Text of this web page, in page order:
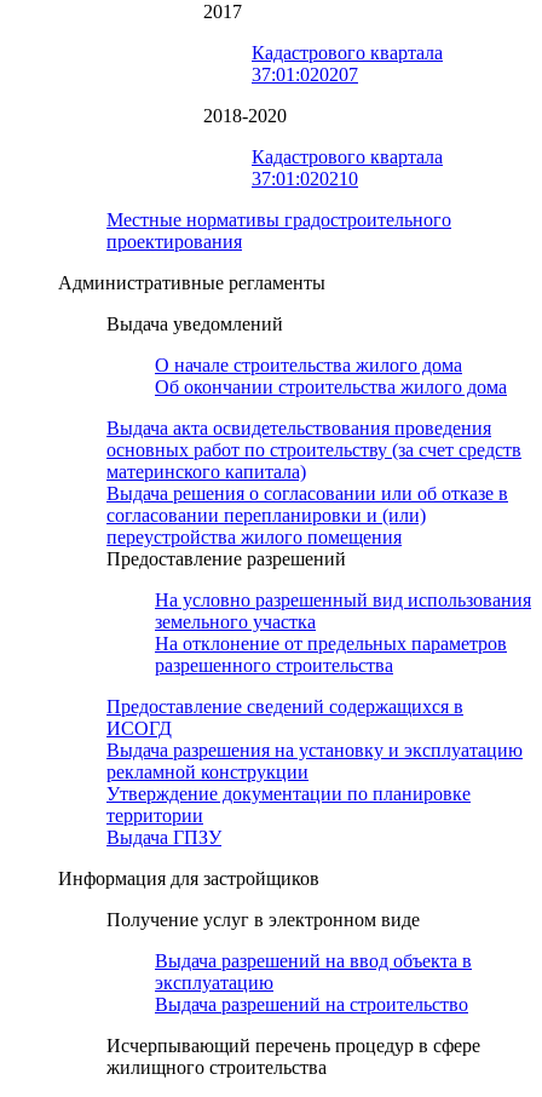
2017
Кадастрового квартала
37:01:020207
2018-2020
Кадастрового квартала
37:01:020210
Местные нормативы градостроительного
проектирования
Административные регламенты
Выдача уведомлений
О начале строительства жилого дома
Об окончании строительства жилого дома
Выдача акта освидетельствования проведения
основных работ по строительству (за счет средств
материнского капитала)
Выдача решения о согласовании или об отказе в
согласовании перепланировки и (или)
переустройства жилого помещения
Предоставление разрешений
На условно разрешенный вид использования
земельного участка
На отклонение от предельных параметров
разрешенного строительства
Предоставление сведений содержащихся в
ИСОГД
Выдача разрешения на установку и эксплуатацию
рекламной конструкции
Утверждение документации по планировке
территории
Выдача ГПЗУ
Информация для застройщиков
Получение услуг в электронном виде
Выдача разрешений на ввод объекта в
эксплуатацию
Выдача разрешений на строительство
Исчерпывающий перечень процедур в сфере
жилищного строительства